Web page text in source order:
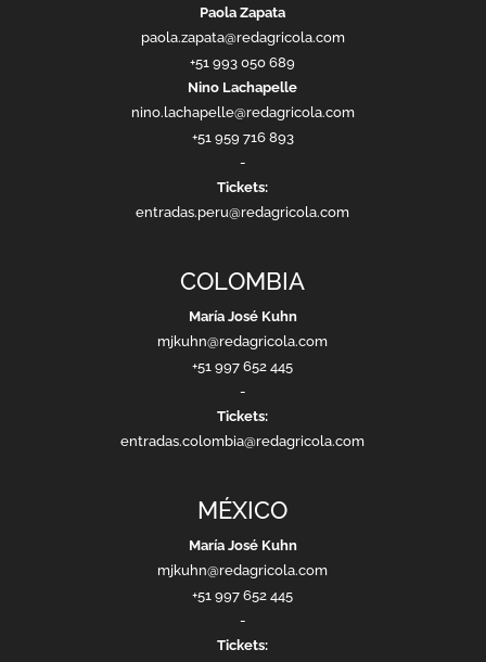
Paola Zapata
paola.zapata@redagricola.com
+51 993 050 689
Nino Lachapelle
nino.lachapelle@redagricola.com
+51 959 716 893
-
Tickets:
entradas.peru@redagricola.com
COLOMBIA
María José Kuhn
mjkuhn@redagricola.com
+51 997 652 445
-
Tickets:
entradas.colombia@redagricola.com
MÉXICO
María José Kuhn
mjkuhn@redagricola.com
+51 997 652 445
-
Tickets: